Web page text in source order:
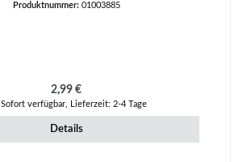
Produktnummer: 01003885
Regulärer Preis:
2,99 €
Sofort verfügbar, Lieferzeit: 2-4 Tage
Details